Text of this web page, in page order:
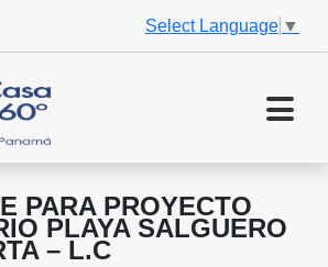
Select Language ▼
PARA PROYECTO
PLAYA SALGUERO
– L.C